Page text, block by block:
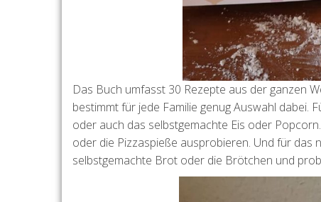
Das Buch umfasst 30 Rezepte aus der ganzen
bestimmt für jede Familie genug Auswahl
oder auch das selbstgemachte Eis oder
oder die Pizzaspieße ausprobieren. Und für das
selbstgemachte Brot oder die Brötchen und